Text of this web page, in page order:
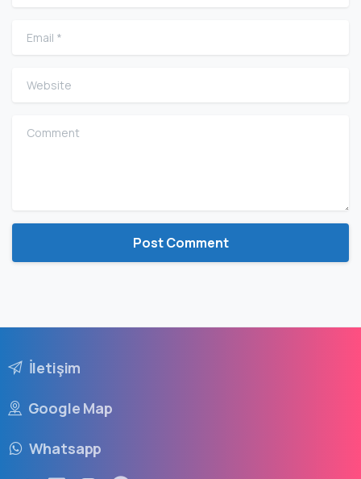
Email
Website
Comment
İletişim
Google Map
Whatsapp